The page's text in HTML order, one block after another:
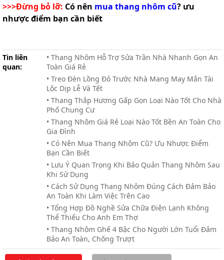
>>>Đừng bỏ lỡ: Có nên mua thang nhôm cũ? ưu
nhược điểm bạn cần biết
Tin liên
quan:
• Thang Nhôm Hỗ Trợ Sửa Trần Nhà Nhanh Gọn An
Toàn Giá Rẻ
• Treo Đèn Lồng Đỏ Trước Nhà Mang May Mắn Tài
Lộc Dịp Lễ Và Tết
• Thang Thắp Hương Gấp Gọn Loại Nào Tốt Cho Nhà
Phố Chung Cư
• Thang Nhôm Giá Rẻ Loại Nào Tốt Bền An Toàn Cho
Gia Đình
• Có Nên Mua Thang Nhôm Cũ? Ưu Nhược Điểm
Bạn Cần Biết
• Lưu Ý Quan Trọng Khi Bảo Quản Thang Nhôm Sau
Khi Sử Dụng
• Cách Sử Dụng Thang Nhôm Đúng Cách Đảm Bảo
An Toàn Khi Làm Việc Trên Cao
• Tổng Hợp Đồ Nghề Sửa Chữa Điện Lạnh Không
Thể Thiếu Cho Anh Em Thợ
• Thang Nhôm Ghế 4 Bậc Cho Người Lớn Tuổi Đảm
Bảo An Toàn, Chống Trượt